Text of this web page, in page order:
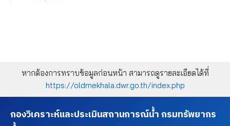
หากต้องการทราบข้อมูลก่อนหน้า สามารถดูรายละเอียดได้ที่
https://oldmekhala.dwr.go.th/index.php
กองวิเคราะห์และประเมินสถานการณ์น้ำ กรมทรัพยากร